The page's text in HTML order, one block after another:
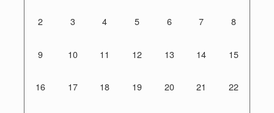
2 3 4 5 6 7 8
9 10 11 12 13 14 15
16 17 18 19 20 21 22